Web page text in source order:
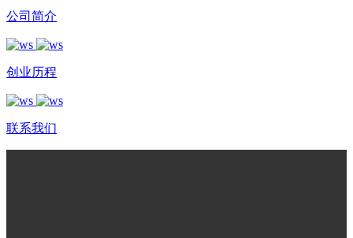
公司简介
创业历程
联系我们